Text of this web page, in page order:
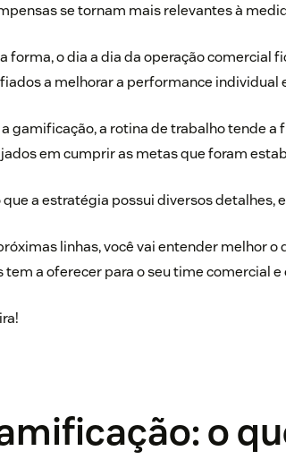
se tornam mais relevantes à
forma, o dia a dia da operação comercial
a melhorar a performance individual
gamificação, a rotina de trabalho tende
em cumprir as metas que foram
que a estratégia possui diversos detalhes,
linhas, você vai entender melhor
tem a oferecer para o seu time comercial
o